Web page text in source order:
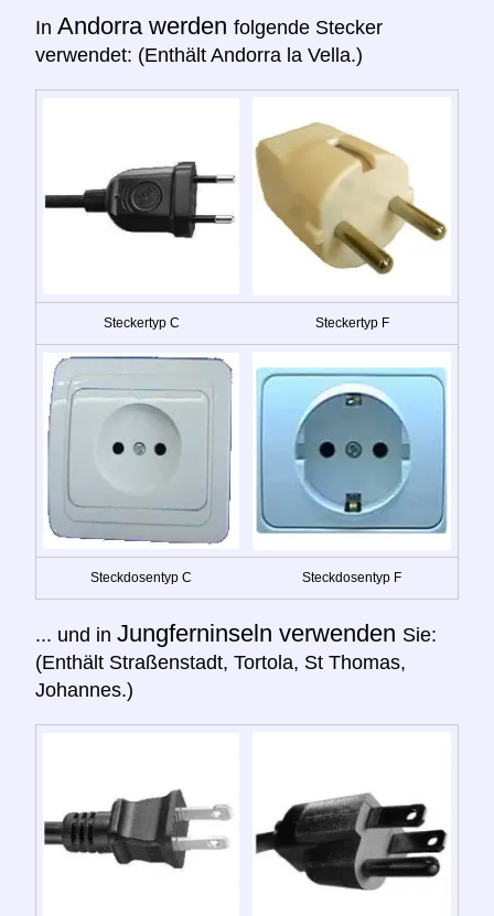
In Andorra werden folgende Stecker
verwendet: (Enthält Andorra la Vella.)
Steckertyp C Steckertyp F
Steckdosentyp C Steckdosentyp F
... und in Jungferninseln verwenden Sie:
(Enthält Straßenstadt, Tortola, St Thomas,
Johannes.)